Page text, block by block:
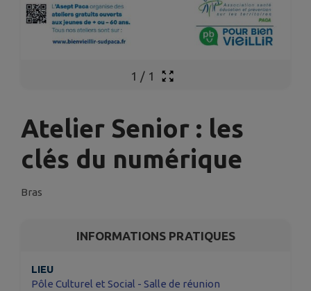
1 / 1
Atelier Senior : les
clés du numérique
Bras
INFORMATIONS PRATIQUES
LIEU
Pôle Culturel et Social - Salle de réunion